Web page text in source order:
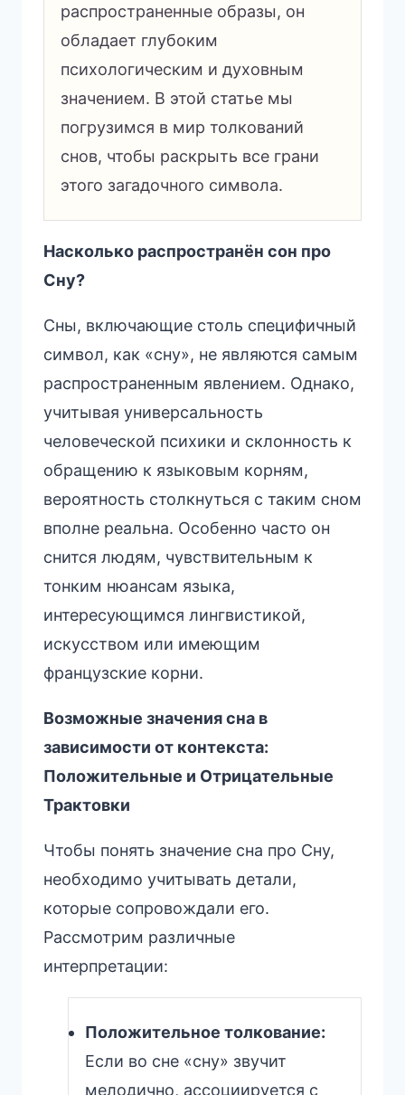
распространенные образы, он
обладает глубоким
психологическим и духовным
значением. В этой статье мы
погрузимся в мир толкований
снов, чтобы раскрыть все грани
этого загадочного символа.
Насколько распространён сон про
Сну?
Сны, включающие столь специфичный
символ, как «сну», не являются самым
распространенным явлением. Однако,
учитывая универсальность
человеческой психики и склонность к
обращению к языковым корням,
вероятность столкнуться с таким сном
вполне реальна. Особенно часто он
снится людям, чувствительным к
тонким нюансам языка,
интересующимся лингвистикой,
искусством или имеющим
французские корни.
Возможные значения сна в
зависимости от контекста:
Положительные и Отрицательные
Трактовки
Чтобы понять значение сна про Сну,
необходимо учитывать детали,
которые сопровождали его.
Рассмотрим различные
интерпретации:
Положительное толкование:
Если во сне «сну» звучит
мелодично, ассоциируется с